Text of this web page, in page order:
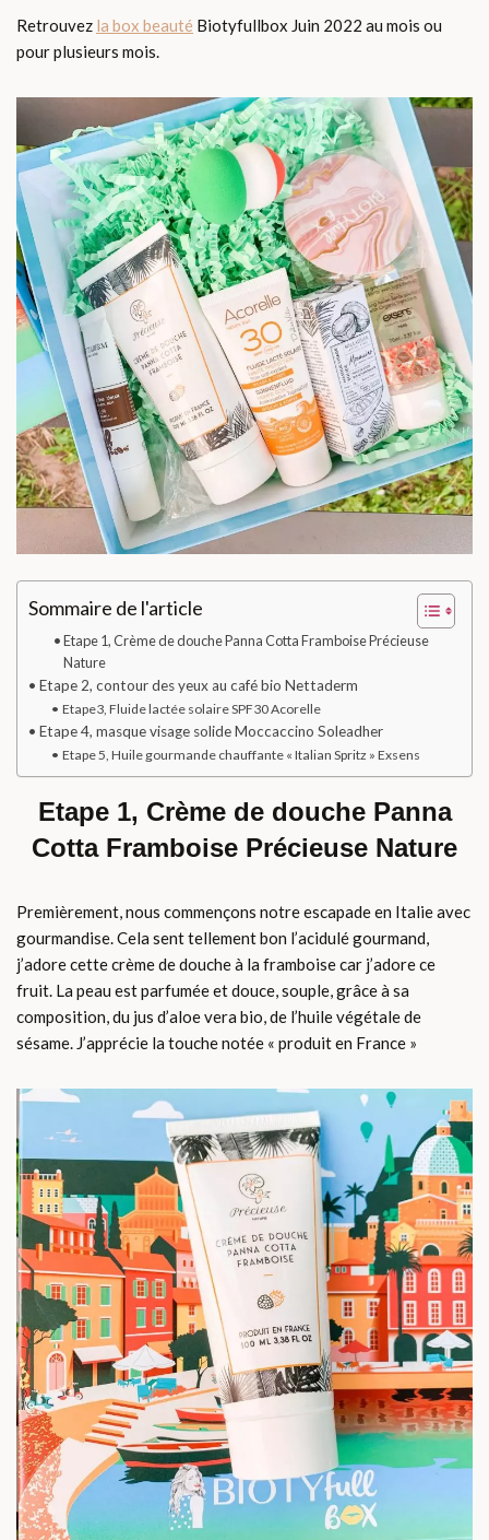
Retrouvez la box beauté Biotyfullbox Juin 2022 au mois ou
pour plusieurs mois.
Sommaire de l'article
Etape 1, Crème de douche Panna Cotta Framboise Précieuse
Nature
Etape 2, contour des yeux au café bio Nettaderm
Etape3, Fluide lactée solaire SPF30 Acorelle
Etape 4, masque visage solide Moccaccino Soleadher
Etape 5, Huile gourmande chauffante « Italian Spritz » Exsens
Etape 1, Crème de douche Panna
Cotta Framboise Précieuse Nature
Premièrement, nous commençons notre escapade en Italie avec
gourmandise. Cela sent tellement bon l’acidulé gourmand,
j’adore cette crème de douche à la framboise car j’adore ce
fruit. La peau est parfumée et douce, souple, grâce à sa
composition, du jus d’aloe vera bio, de l’huile végétale de
sésame. J’apprécie la touche notée « produit en France »